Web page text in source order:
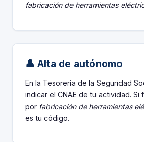
fabricación de herramientas
👤 Alta de autónomo
En la Tesorería de la Seguridad
indicar el CNAE de tu actividad. Si
por fabricación de herramientas
es tu código.